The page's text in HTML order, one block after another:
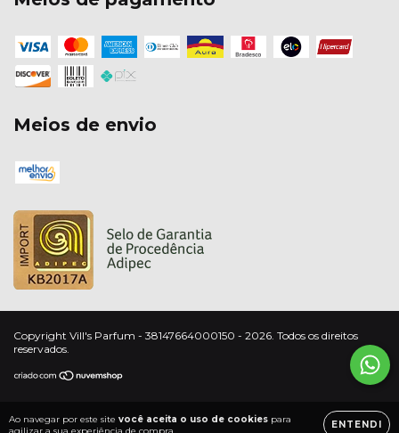
Ao navegar por este site você aceita o uso de cookies para
agilizar a sua experiência de compra.
ENTENDI
Meios de envio
Copyright Vill's Parfum - 38147664000150 - 2026. Todos os direitos
reservados.